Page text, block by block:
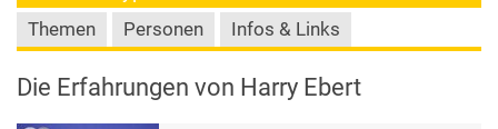
Themen Personen Infos & Links
Die Erfahrungen von Harry Ebert